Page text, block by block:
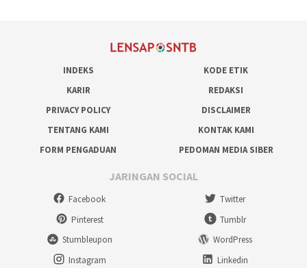
INDEKS
KODE ETIK
KARIR
REDAKSI
PRIVACY POLICY
DISCLAIMER
TENTANG KAMI
KONTAK KAMI
FORM PENGADUAN
PEDOMAN MEDIA SIBER
JARINGAN SOCIAL
Facebook
Twitter
Pinterest
Tumblr
Stumbleupon
WordPress
Instagram
Linkedin